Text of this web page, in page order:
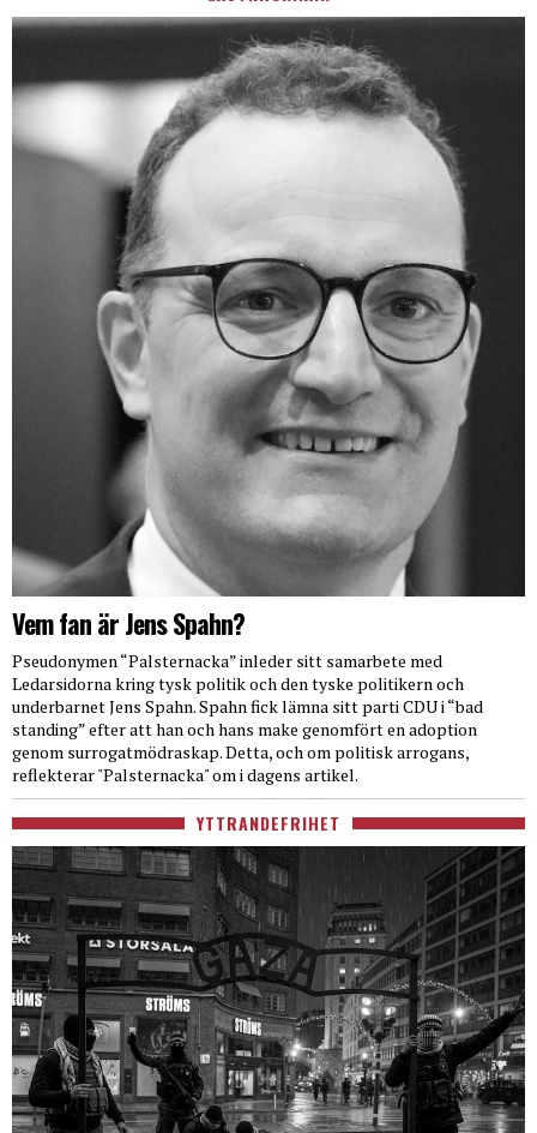
Vem fan är Jens Spahn?
Pseudonymen “Palsternacka” inleder sitt samarbete med
Ledarsidorna kring tysk politik och den tyske politikern och
underbarnet Jens Spahn. Spahn fick lämna sitt parti CDU i “bad
standing” efter att han och hans make genomfört en adoption
genom surrogatmödraskap. Detta, och om politisk arrogans,
reflekterar "Palsternacka" om i dagens artikel.
YTTRANDEFRIHET